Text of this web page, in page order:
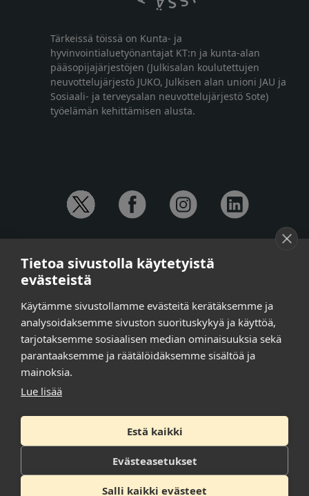
Tärkeissä töissä on Kunta- ja
hyvinvointialuetyönantajat KT:n ja kunta-alan
pääsopijajärjestöjen (Julkisalan koulutettujen
neuvottelujärjestö JUKO, Julkisen alan unioni JAU ja
Sosiaali- ja terveysalan neuvottelujärjestö Sote)
työelämän kehittämisen alusta.
Anna-Mari Jaanu, kehittämispäällikkö,
puh. +358 50 572 4620
Henna Honkalo,
viestintäpäällikkö,
puh. +358 50 479 6618
Ilari Raiski, viestintä- ja tapahtumakoordinaattori,
puh. +358 45 130 3832
Susanna Laasio,
tarkeissatoissa[a]kt.fi
Tilaa uutiskirje
Tietosuojaseloste
Saavutettavuusseloste
Tietoa sivustolla käytetyistä
evästeistä
Käytämme sivustollamme evästeitä kerätäksemme ja
analysoidaksemme sivuston suorituskykyä ja käyttöä,
tarjotaksemme sosiaalisen median ominaisuuksia sekä
parantaaksemme ja räätälöidäksemme sisältöä ja
mainoksia.
Lue lisää
Estä kaikki
Evästeasetukset
Salli kaikki evästeet